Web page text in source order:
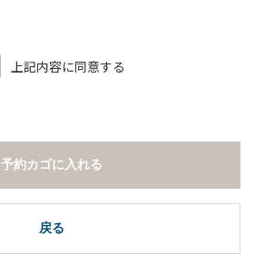
上記内容に同意する
戻る
予約カゴに入れる